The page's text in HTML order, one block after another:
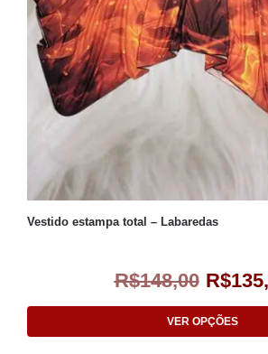
Vestido estampa total – Labaredas
R$148,00 R$
VER OPÇÕES